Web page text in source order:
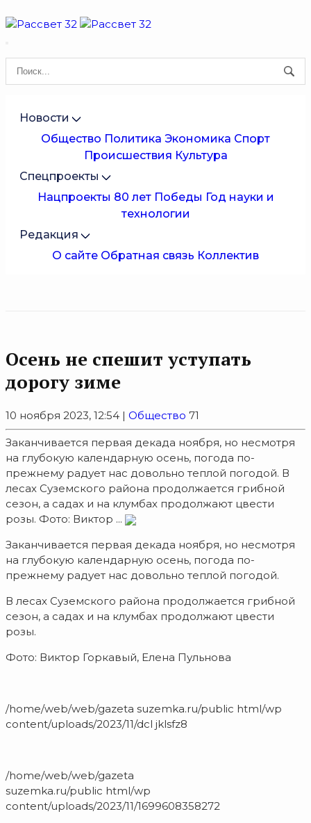
Новости
Общество Политика Экономика Спорт
Происшествия Культура
Спецпроекты
Нацпроекты 80 лет Победы Год науки и
технологии
Редакция
О сайте Обратная связь Коллектив
Осень не спешит уступать
дорогу зиме
10 ноября 2023, 12:54 | Общество 71
Заканчивается первая декада ноября, но несмотря
на глубокую календарную осень, погода по-
прежнему радует нас довольно теплой погодой. В
лесах Суземского района продолжается грибной
сезон, а садах и на клумбах продолжают цвести
розы. Фото: Виктор ...
Заканчивается первая декада ноября, но несмотря
на глубокую календарную осень, погода по-
прежнему радует нас довольно теплой погодой.
В лесах Суземского района продолжается грибной
сезон, а садах и на клумбах продолжают цвести
розы.
Фото: Виктор Горкавый, Елена Пульнова
/home/web/web/gazeta suzemka.ru/public html/wp
content/uploads/2023/11/dcl jklsfz8
/home/web/web/gazeta
suzemka.ru/public html/wp
content/uploads/2023/11/1699608358272